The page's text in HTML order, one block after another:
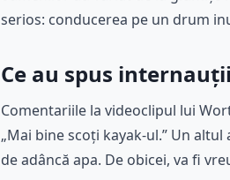
serios: conducerea pe un drum
Ce au spus
Comentariile la videoclipul lui
„Mai bine scoți kayak-ul.” Un
de adâncă apa. De obicei, va fi